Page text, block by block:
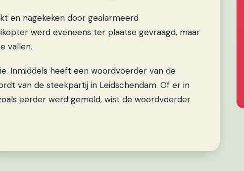
en nagekeken door gealarmeerd
werd eveneens ter plaatse gevraagd, maar
vallen.
Inmiddels heeft een woordvoerder van de
van de steekpartij in Leidschendam. Of er in
eerder werd gemeld, wist de woordvoerder